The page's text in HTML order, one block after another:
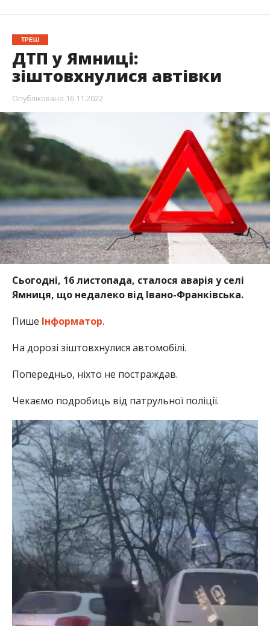
ТРЕШ
ДТП у Ямниці:
зіштовхнулися автівки
Опубліковано 16.11.2022
Сьогодні, 16 листопада, сталося аварія у селі
Ямниця, що недалеко від Івано-Франківська.
Пише Інформатор.
На дорозі зіштовхнулися автомобілі.
Попередньо, ніхто не постраждав.
Чекаємо подробиць від патрульної поліції.